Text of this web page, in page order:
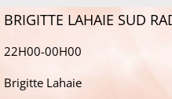
BRIGITTE LAHAIE SUD
22H00-00H00
Brigitte Lahaie